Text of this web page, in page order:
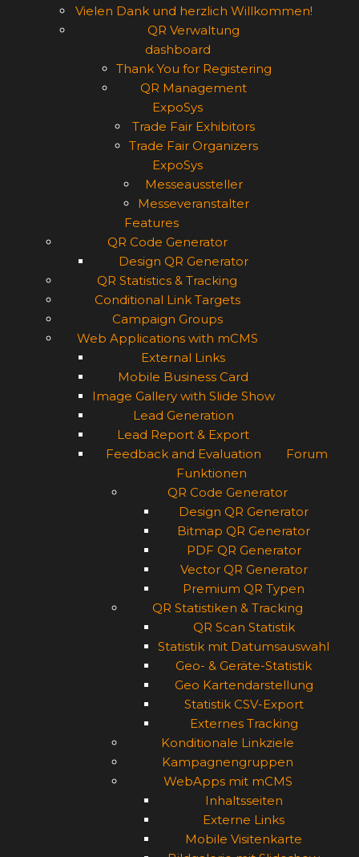
Vielen Dank und herzlich Willkommen!
QR Verwaltung
dashboard
Thank You for Registering
QR Management
ExpoSys
Trade Fair Exhibitors
Trade Fair Organizers
ExpoSys
Messeaussteller
Messeveranstalter
Features
QR Code Generator
Design QR Generator
QR Statistics & Tracking
Conditional Link Targets
Campaign Groups
Web Applications with mCMS
External Links
Mobile Business Card
Image Gallery with Slide Show
Lead Generation
Lead Report & Export
Feedback and Evaluation
Forum
Funktionen
QR Code Generator
Design QR Generator
Bitmap QR Generator
PDF QR Generator
Vector QR Generator
Premium QR Typen
QR Statistiken & Tracking
QR Scan Statistik
Statistik mit Datumsauswahl
Geo- & Geräte-Statistik
Geo Kartendarstellung
Statistik CSV-Export
Externes Tracking
Konditionale Linkziele
Kampagnengruppen
WebApps mit mCMS
Inhaltsseiten
Externe Links
Mobile Visitenkarte